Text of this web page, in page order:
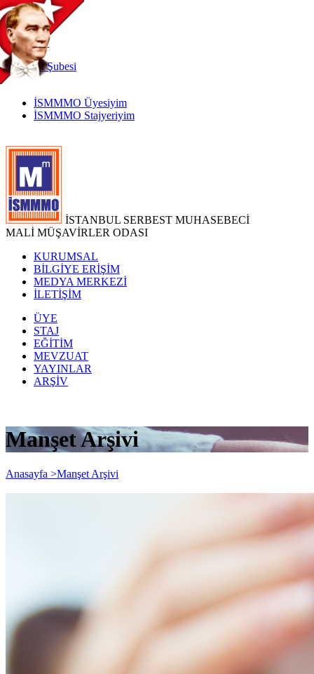
TR
|
EN
İnternetŞubesi
İSMMMO Üyesiyim
İSMMMO Stajyeriyim
İSTANBUL SERBEST MUHASEBECİ
MALİ MÜŞAVİRLER ODASI
KURUMSAL
BİLGİYE ERİŞİM
MEDYA MERKEZİ
İLETİŞİM
ÜYE
STAJ
EĞİTİM
MEVZUAT
YAYINLAR
ARŞİV
Manşet Arşivi
Anasayfa >Manşet Arşivi
Dileyen Mükellefler 31/12/2021 Tarihine
Kadar Bilançolarında Kayıtlı İktisadi
Kıymetlerini Yeniden Değerlemeye Tabi
Tutabilirler 530 Seri Nolu Vuk Genel